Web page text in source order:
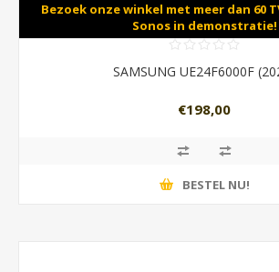
Bezoek onze winkel met meer dan 60
Sonos in demonstratie!
SAMSUNG UE24F6000F
€198,00
BESTEL NU!